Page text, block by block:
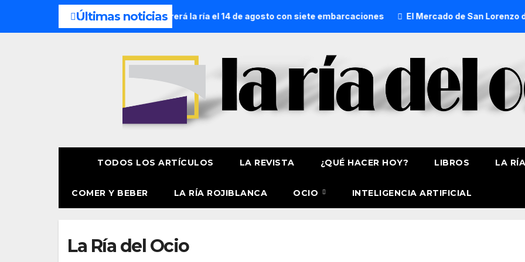
Últimas noticias
la Amatxu de Begoña recorrerá la ría el 14 de agosto con siete embarcaciones El Mercado de San Lorenzo de Getxo
TODOS LOS ARTÍCULOS LA REVISTA ¿QUÉ HACER HOY? LIBROS LA
COMER Y BEBER LA RÍA ROJIBLANCA OCIO INTELIGENCIA ARTIFICIAL
La Ría del Ocio